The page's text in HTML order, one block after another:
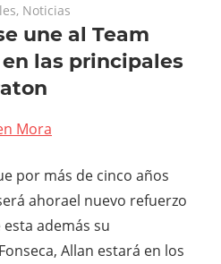
, Noticias
une al Team
las principales
Mora
por más de cinco años
ahorael nuevo refuerzo
además su
Allan estará en los